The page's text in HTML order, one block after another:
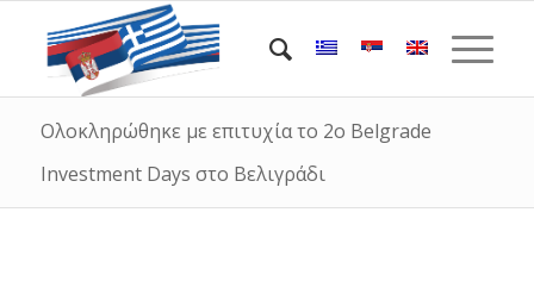
Ολοκληρώθηκε με επιτυχία το 2ο Belgrade
Investment Days στο Βελιγράδι